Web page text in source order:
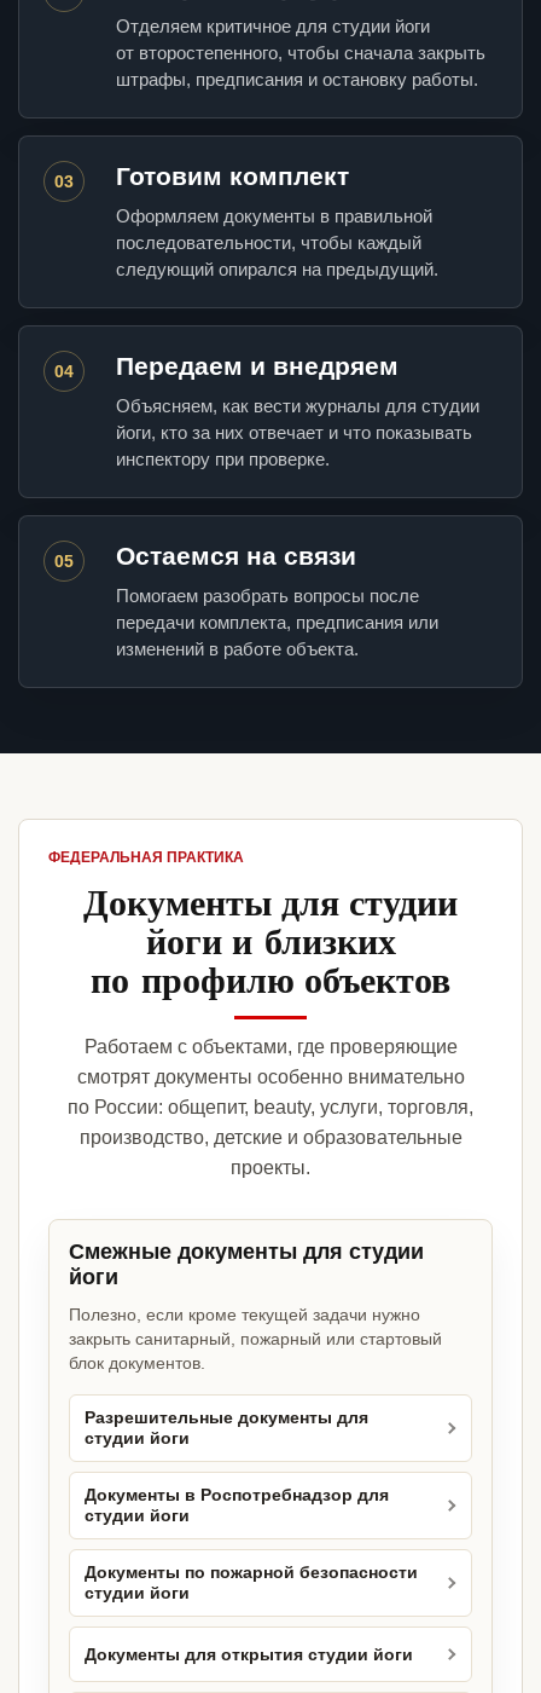
Отделяем критичное для студии йоги
от второстепенного, чтобы сначала закрыть
штрафы, предписания и остановку работы.
03 Готовим комплект
Оформляем документы в правильной
последовательности, чтобы каждый
следующий опирался на предыдущий.
04 Передаем и внедряем
Объясняем, как вести журналы для студии
йоги, кто за них отвечает и что показывать
инспектору при проверке.
05 Остаемся на связи
Помогаем разобрать вопросы после
передачи комплекта, предписания или
изменений в работе объекта.
ФЕДЕРАЛЬНАЯ ПРАКТИКА
Документы для студии
йоги и близких
по профилю объектов
Работаем с объектами, где проверяющие
смотрят документы особенно внимательно
по России: общепит, beauty, услуги, торговля,
производство, детские и образовательные
проекты.
Смежные документы для студии
йоги
Полезно, если кроме текущей задачи нужно
закрыть санитарный, пожарный или стартовый
блок документов.
Разрешительные документы для
студии йоги
Документы в Роспотребнадзор для
студии йоги
Документы по пожарной безопасности
студии йоги
Документы для открытия студии йоги